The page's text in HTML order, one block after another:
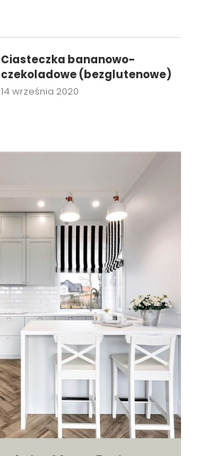
Ciasteczka bananowo-
czekoladowe (bezglutenowe)
14 września 2020